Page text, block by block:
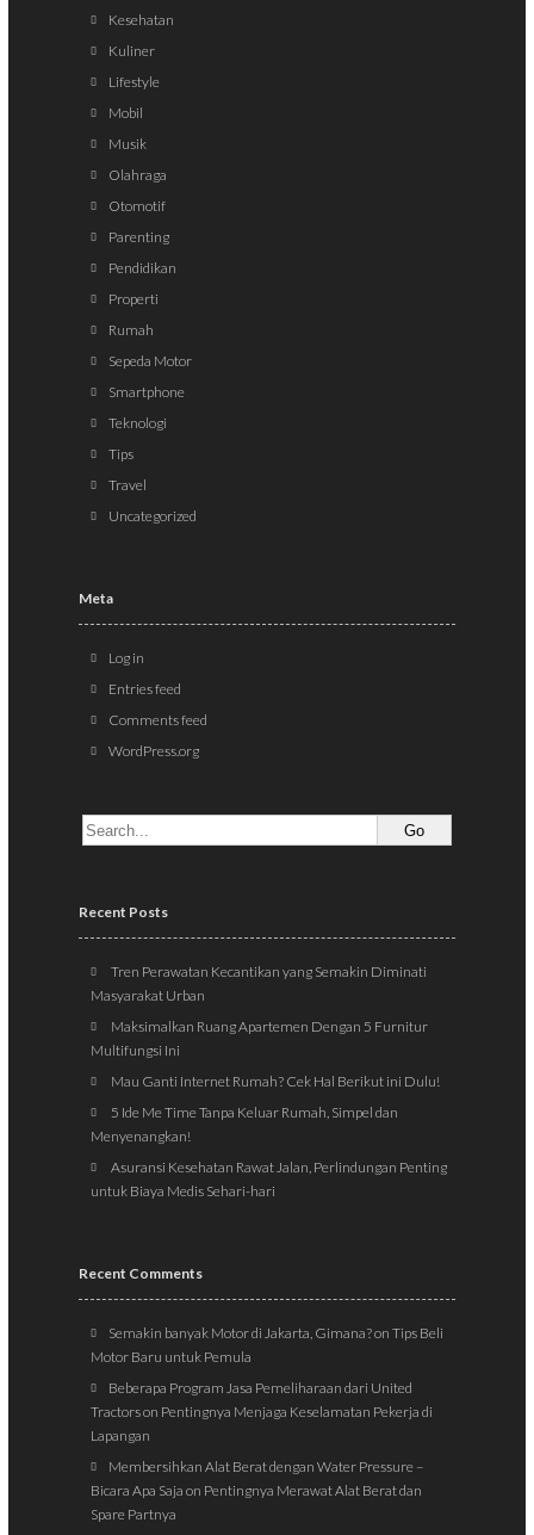
Kesehatan
Kuliner
Lifestyle
Mobil
Musik
Olahraga
Otomotif
Parenting
Pendidikan
Properti
Rumah
Sepeda Motor
Smartphone
Teknologi
Tips
Travel
Uncategorized
Meta
Log in
Entries feed
Comments feed
WordPress.org
Recent Posts
Tren Perawatan Kecantikan yang Semakin Diminati
Masyarakat Urban
Maksimalkan Ruang Apartemen Dengan 5 Furnitur
Multifungsi Ini
Mau Ganti Internet Rumah? Cek Hal Berikut ini Dulu!
5 Ide Me Time Tanpa Keluar Rumah, Simpel dan
Menyenangkan!
Asuransi Kesehatan Rawat Jalan, Perlindungan Penting
untuk Biaya Medis Sehari-hari
Recent Comments
Semakin banyak Motor di Jakarta, Gimana?onTips Beli
Motor Baru untuk Pemula
Beberapa Program Jasa Pemeliharaan dari United
Tractorson Pentingnya Menjaga Keselamatan Pekerja di
Lapangan
Membersihkan Alat Berat dengan Water Pressure –
Bicara Apa Saja on Pentingnya Merawat Alat Berat dan
Spare Partnya